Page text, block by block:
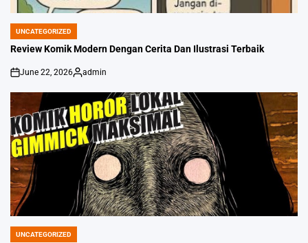
POSTED
IN
UNCATEGORIZED
Review Komik Modern Dengan Cerita Dan Ilustrasi Terbaik
on
June 22, 2026
Posted
admin
POSTED
UNCATEGORIZED